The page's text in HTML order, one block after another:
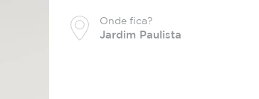
Onde fica?
Jardim Paulista